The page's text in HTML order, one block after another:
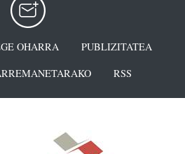
OHARRA
PUBLIZITATEA
RSS